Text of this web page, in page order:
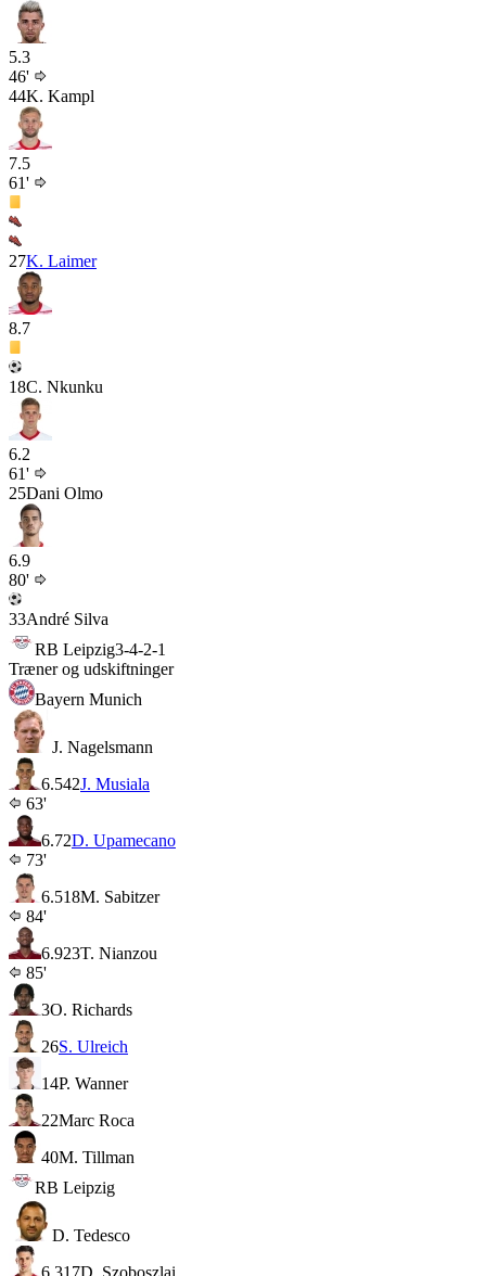
5.3
46'
44K. Kampl
7.5
61'
27K. Laimer
8.7
18C. Nkunku
6.2
61'
25Dani Olmo
6.9
80'
33André Silva
RB Leipzig3-4-2-1
Træner og udskiftninger
Bayern Munich
J. Nagelsmann
6.542J. Musiala
63'
6.72D. Upamecano
73'
6.518M. Sabitzer
84'
6.923T. Nianzou
85'
3O. Richards
26S. Ulreich
14P. Wanner
22Marc Roca
40M. Tillman
RB Leipzig
D. Tedesco
6.317D. Szoboszlai